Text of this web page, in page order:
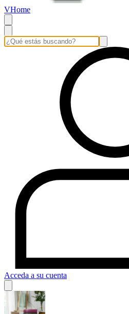
VHome
Acceda a su cuenta